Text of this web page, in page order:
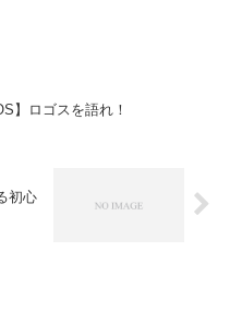
】ロゴスを語れ！
初心